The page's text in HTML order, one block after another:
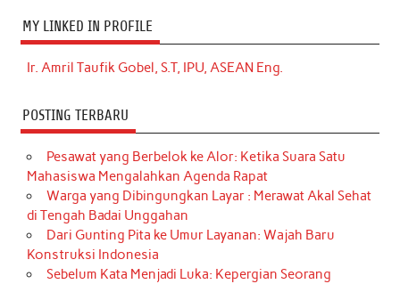
MY LINKED IN PROFILE
Ir. Amril Taufik Gobel, S.T, IPU, ASEAN Eng.
POSTING TERBARU
Pesawat yang Berbelok ke Alor: Ketika Suara Satu
Mahasiswa Mengalahkan Agenda Rapat
Warga yang Dibingungkan Layar : Merawat Akal Sehat
di Tengah Badai Unggahan
Dari Gunting Pita ke Umur Layanan: Wajah Baru
Konstruksi Indonesia
Sebelum Kata Menjadi Luka: Kepergian Seorang